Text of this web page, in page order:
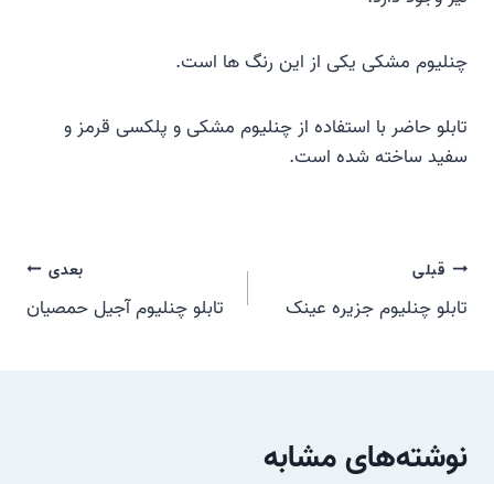
چنلیوم مشکی یکی از این رنگ ها است.
تابلو حاضر با استفاده از چنلیوم مشکی و پلکسی قرمز و
سفید ساخته شده است.
راهبری
نوشته
قبلی
تابلو چنلیوم جزیره عینک
بعدی
تابلو چنلیوم آجیل حمصیان
نوشته‌های مشابه